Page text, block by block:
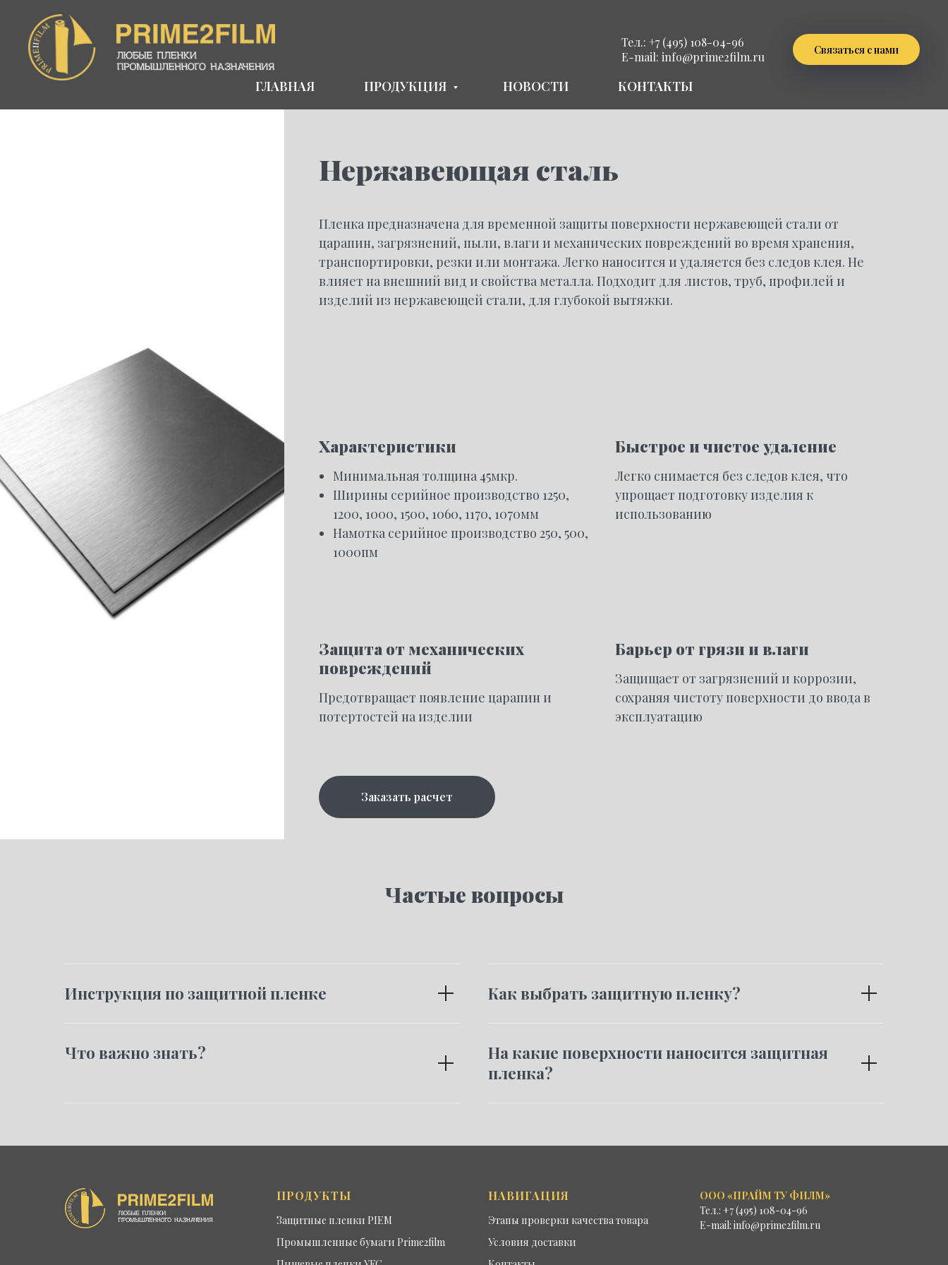
Тел.: +7 (495) 108-04-96
E-mail: info@prime2film.ru Связаться с нами
ГЛАВНАЯ ПРОДУКЦИЯ НОВОСТИ КОНТАКТЫ
Нержавеющая сталь
Пленка предназначена для временной защиты поверхности нержавеющей стали от
царапин, загрязнений, пыли, влаги и механических повреждений во время хранения,
транспортировки, резки или монтажа. Легко наносится и удаляется без следов клея. Не
влияет на внешний вид и свойства металла. Подходит для листов, труб, профилей и
изделий из нержавеющей стали, для глубокой вытяжки.
Характеристики
Минимальная толщина 45мкр.
Ширины серийное производство 1250,
1200, 1000, 1500, 1060, 1170, 1070мм
Намотка серийное производство 250, 500,
1000пм
Быстрое и чистое удаление
Легко снимается без следов клея, что
упрощает подготовку изделия к
использованию
Защита от механических
повреждений
Предотвращает появление царапин и
потертостей на изделии
Барьер от грязи и влаги
Защищает от загрязнений и коррозии,
сохраняя чистоту поверхности до ввода в
эксплуатацию
Заказать расчет
Частые вопросы
Инструкция по защитной пленке
Что важно знать?
Как выбрать защитную пленку?
На какие поверхности наносится защитная
пленка?
ПРОДУКТЫ
Защитные пленки PIEM
Промышленные бумаги Prime2film
НАВИГАЦИЯ
Этапы проверки качества товара
Условия доставки
ООО «ПРАЙМ ТУ ФИЛМ»
Тел.: +7 (495) 108-04-96
E-mail: info@prime2film.ru